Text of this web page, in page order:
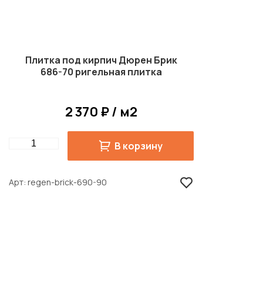
Плитка под кирпич Дюрен Брик
686-70 ригельная плитка
2 370 ₽ / м2
Quantity В корзину
Арт regen-brick-690-90